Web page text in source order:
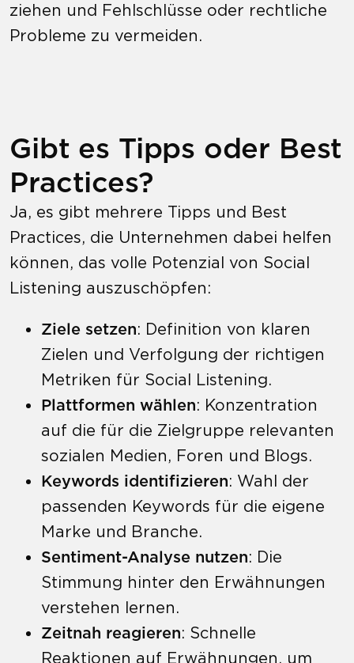
ziehen und Fehlschlüsse oder rechtliche
Probleme zu vermeiden.
Gibt es Tipps oder Best
Practices?
Ja, es gibt mehrere Tipps und Best
Practices, die Unternehmen dabei helfen
können, das volle Potenzial von Social
Listening auszuschöpfen:
Ziele setzen: Definition von klaren
Zielen und Verfolgung der richtigen
Metriken für Social Listening.
Plattformen wählen: Konzentration
auf die für die Zielgruppe relevanten
sozialen Medien, Foren und Blogs.
Keywords identifizieren: Wahl der
passenden Keywords für die eigene
Marke und Branche.
Sentiment-Analyse nutzen: Die
Stimmung hinter den Erwähnungen
verstehen lernen.
Zeitnah reagieren: Schnelle
Reaktionen auf Erwähnungen, um